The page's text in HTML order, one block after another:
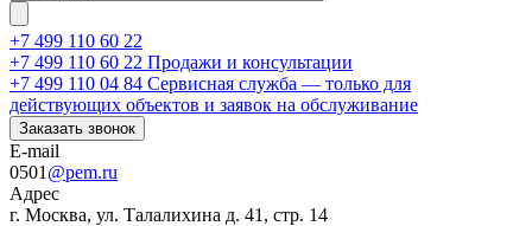
+7 499 110 60 22
+7 499 110 60 22 Продажи и консультации
+7 499 110 04 84 Сервисная служба — только для
действующих объектов и заявок на обслуживание
Заказать звонок
E-mail
0501 @pem.ru
Адрес
г. Москва, ул. Талалихина д. 41, стр. 14